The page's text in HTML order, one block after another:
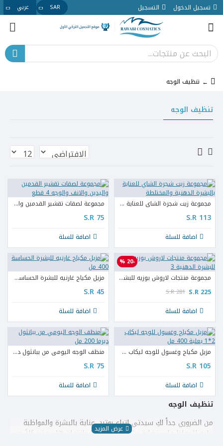
تسجيل الدخول التسجيل SAR عربي
تنظيف الوجه
تنظيف الوجه
مجموعة زيت شجرة الشاي للعناية بالبشرة الدهنية والمختلطة
S.R 113
اضافة للسلة
مجموعة لصقات تقشير القدمين واليدين والانف والوجه 4 قطع
S.R 75
اضافة للسلة
-20 %
مجموعة منتجات لاروش بوزيه للبشرة الدهنية 3
S.R 225
S.R 281
اضافة للسلة
مزيل مكياج غارنيه للبشرة الحساسة 400 مل
S.R 45
اضافة للسلة
مزيل مكياج وغسول للوجه ليكاب 2*1 بعلبة 400 مل
S.R 105
اضافة للسلة
منظف الوجه اليومي من ببانثول ديرما 200 مل
S.R 75
اضافة للسلة
تنظيف الوجه
من الضروري جداً لكِ سيدتي اتباع روتين عناية بالبشرة والمواظبة
عليه للحفاظ على نضارة بشرتكِ وحيويتها وانتعاشها. يعتبر كلاً من